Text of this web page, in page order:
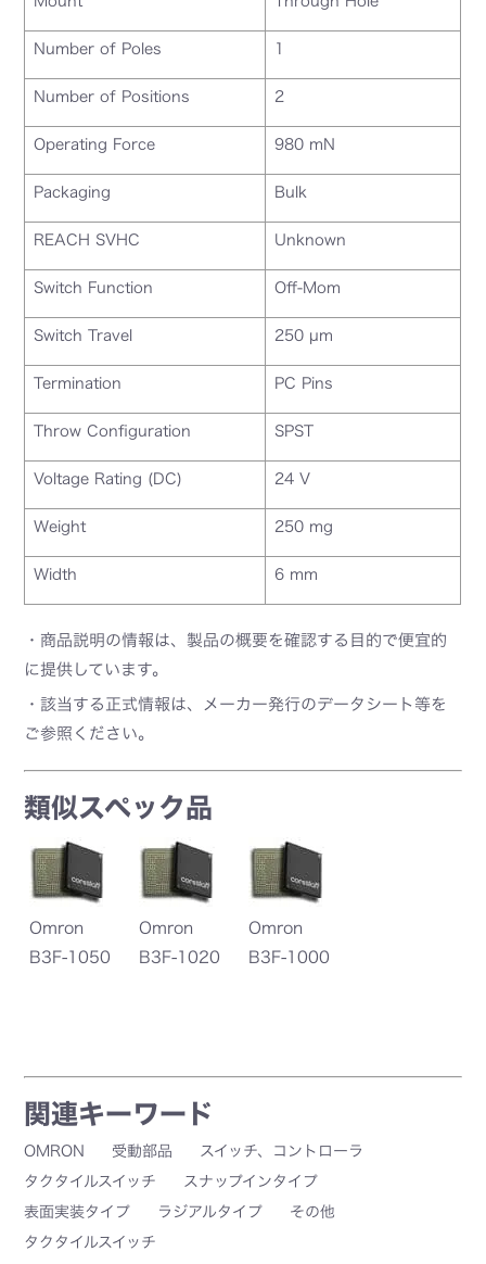
Number of Poles 1
Number of Positions 2
Operating Force 980 mN
Packaging Bulk
REACH SVHC Unknown
Switch Function Off-Mom
Switch Travel 250 µm
Termination PC Pins
Throw Configuration SPST
Voltage Rating (DC) 24 V
Weight 250 mg
Width 6 mm
・商品説明の情報は、製品の概要を確認する目的で便宜的
に提供しています。
・該当する正式情報は、メーカー発行のデータシート等を
ご参照ください。
類似スペック品
Omron
B3F-1050
Omron
B3F-1020
Omron
B3F-1000
関連キーワード
OMRON 受動部品
スイッチ、コントローラ
タクタイルスイッチ
スナップインタイプ
表面実装タイプ
ラジアルタイプ
その他
タクタイルスイッチ